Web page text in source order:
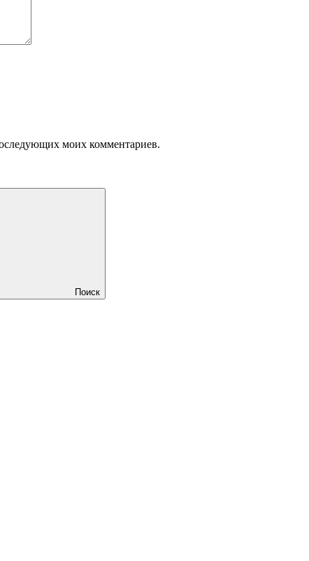
моих комментариев.
Поиск